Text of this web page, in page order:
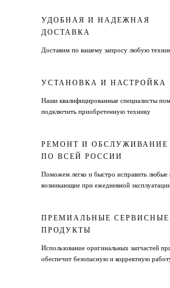
УДОБНАЯ И НАДЕЖНАЯ
ДОСТАВКА
Доставим по вашему запросу любую
УСТАНОВКА И НАСТРОЙКА
Наши квалифицированные специалисты
подключить приобретенную технику
РЕМОНТ И ОБСЛУЖИВАНИЕ
ПО ВСЕЙ РОССИИ
Поможем легко и быстро исправить любые
возникающие при ежедневной
ПРЕМИАЛЬНЫЕ СЕРВИСНЫЕ
ПРОДУКТЫ
Использование оригинальных запчастей
обеспечит безопасную и корректную